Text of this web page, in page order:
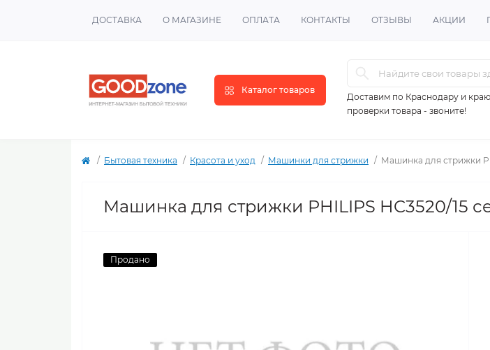
ДОСТАВКА О МАГАЗИНЕ ОПЛАТА КОНТАКТЫ ОТЗЫВЫ АКЦИИ
Каталог товаров
Доставим по Краснодару и
проверки товара - звоните!
Бытовая техника Красота и уход Машинки для стрижки Машинка для стрижки
Машинка для стрижки PHILIPS HC3520/15
Продано